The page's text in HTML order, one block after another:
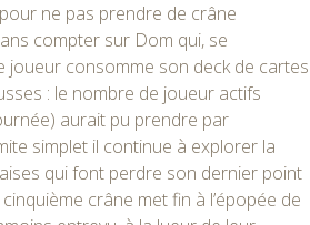
ne pas prendre de crâne
compter sur Dom qui, se
consomme son deck de cartes
: le nombre de joueur actifs
aurait pu prendre par
simplet il continue à explorer la
qui font perdre son dernier point
crâne met fin à l’épopée de